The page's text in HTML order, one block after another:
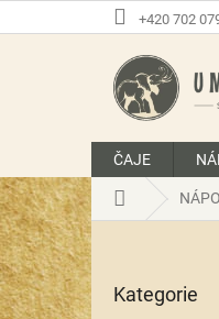
na
+420 702
ČAJE
Domů
P
o
s
t
kategorie
Kategorie